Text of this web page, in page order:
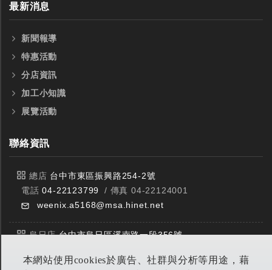
本網站使用cookies於廣告、社群與分析等用途，藉
最新消息
新聞報導
特惠活動
分店資訊
加工小知識
展覽活動
聯絡資訊
總店 台中市東區振興路254-2號
電話04-22123799
/ 傳真 04-22124001
weenix.a5168@msa.hinet.net
烏日店台中市烏日區溪南路一段356號